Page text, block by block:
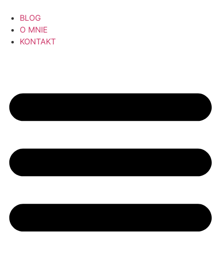
BLOG
O MNIE
KONTAKT